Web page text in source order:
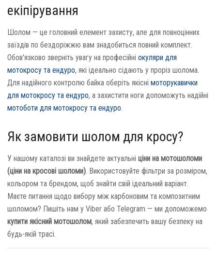
екіпірування
Шолом — це головний елемент захисту, але для повноцінних
заїздів по бездоріжжю вам знадобиться повний комплект.
Обов'язково зверніть увагу на професійні окуляри для
мотокросу та ендуро, які ідеально сідають у проріз шолома.
Для надійного контролю байка оберіть якісні моторукавички
для мотокросу та ендуро, а захистити ноги допоможуть надійні
мотоботи для мотокросу та ендуро.
Як замовити шолом для кросу?
У нашому каталозі ви знайдете актуальні ціни на мотошоломи
(ціни на кросові шоломи). Використовуйте фільтри за розміром,
кольором та брендом, щоб знайти свій ідеальний варіант.
Маєте питання щодо вибору між карбоновим та композитним
шоломом? Пишіть нам у Viber або Telegram — ми допоможемо
купити якісний мотошолом, який забезпечить вашу безпеку на
будь-якій трасі.